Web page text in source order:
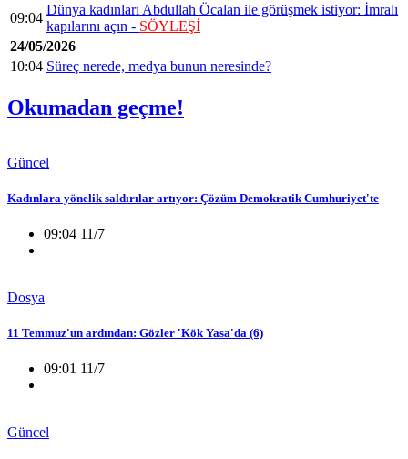
09:04
Dünya kadınları Abdullah Öcalan ile görüşmek istiyor: İmralı
kapılarını açın - SÖYLEŞİ
24/05/2026
10:04 Süreç nerede, medya bunun neresinde?
Okumadan geçme!
Güncel
Kadınlara yönelik saldırılar artıyor: Çözüm Demokratik Cumhuriyet'te
09:04 11/7
Dosya
11 Temmuz'un ardından: Gözler 'Kök Yasa'da (6)
09:01 11/7
Güncel